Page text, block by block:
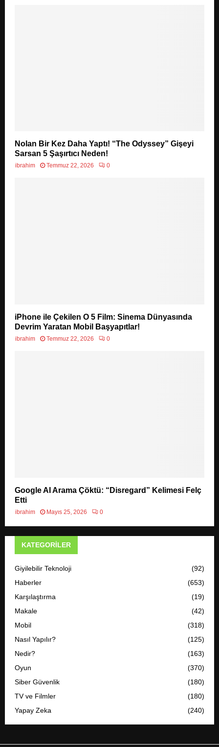
Nolan Bir Kez Daha Yaptı! “The Odyssey” Gişeyi
Sarsan 5 Şaşırtıcı Neden!
ibrahim Temmuz 22, 2026 0
iPhone ile Çekilen O 5 Film: Sinema Dünyasında
Devrim Yaratan Mobil Başyapıtlar!
ibrahim Temmuz 22, 2026 0
Google AI Arama Çöktü: “Disregard” Kelimesi Felç
Etti
ibrahim Mayıs 25, 2026 0
KATEGORILER
Giyilebilir Teknoloji
(92)
Haberler
(653)
Karşılaştırma
(19)
Makale
(42)
Mobil
(318)
Nasıl Yapılır?
(125)
Nedir?
(163)
Oyun
(370)
Siber Güvenlik
(180)
TV ve Filmler
(180)
Yapay Zeka
(240)